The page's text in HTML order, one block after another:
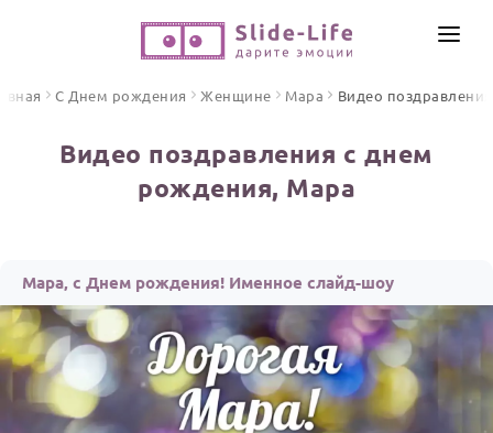
ПО ФОРМАТУ
Открытки
Стихи и тексты
ПРАЗДНИКИ
С Днем рождения
ИНСТРУМЕНТЫ
ОТЗЫВЫ
С Днем рождения Женщине Мара Видео поздравления
Видео поздравления с днем
рождения, Мара
Мара, с Днем рождения! Именное слайд-шоу